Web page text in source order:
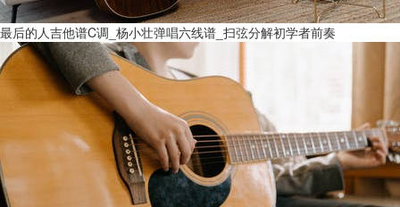
最后的人吉他谱C调_杨小壮弹唱六线谱_扫弦分解初学者前奏